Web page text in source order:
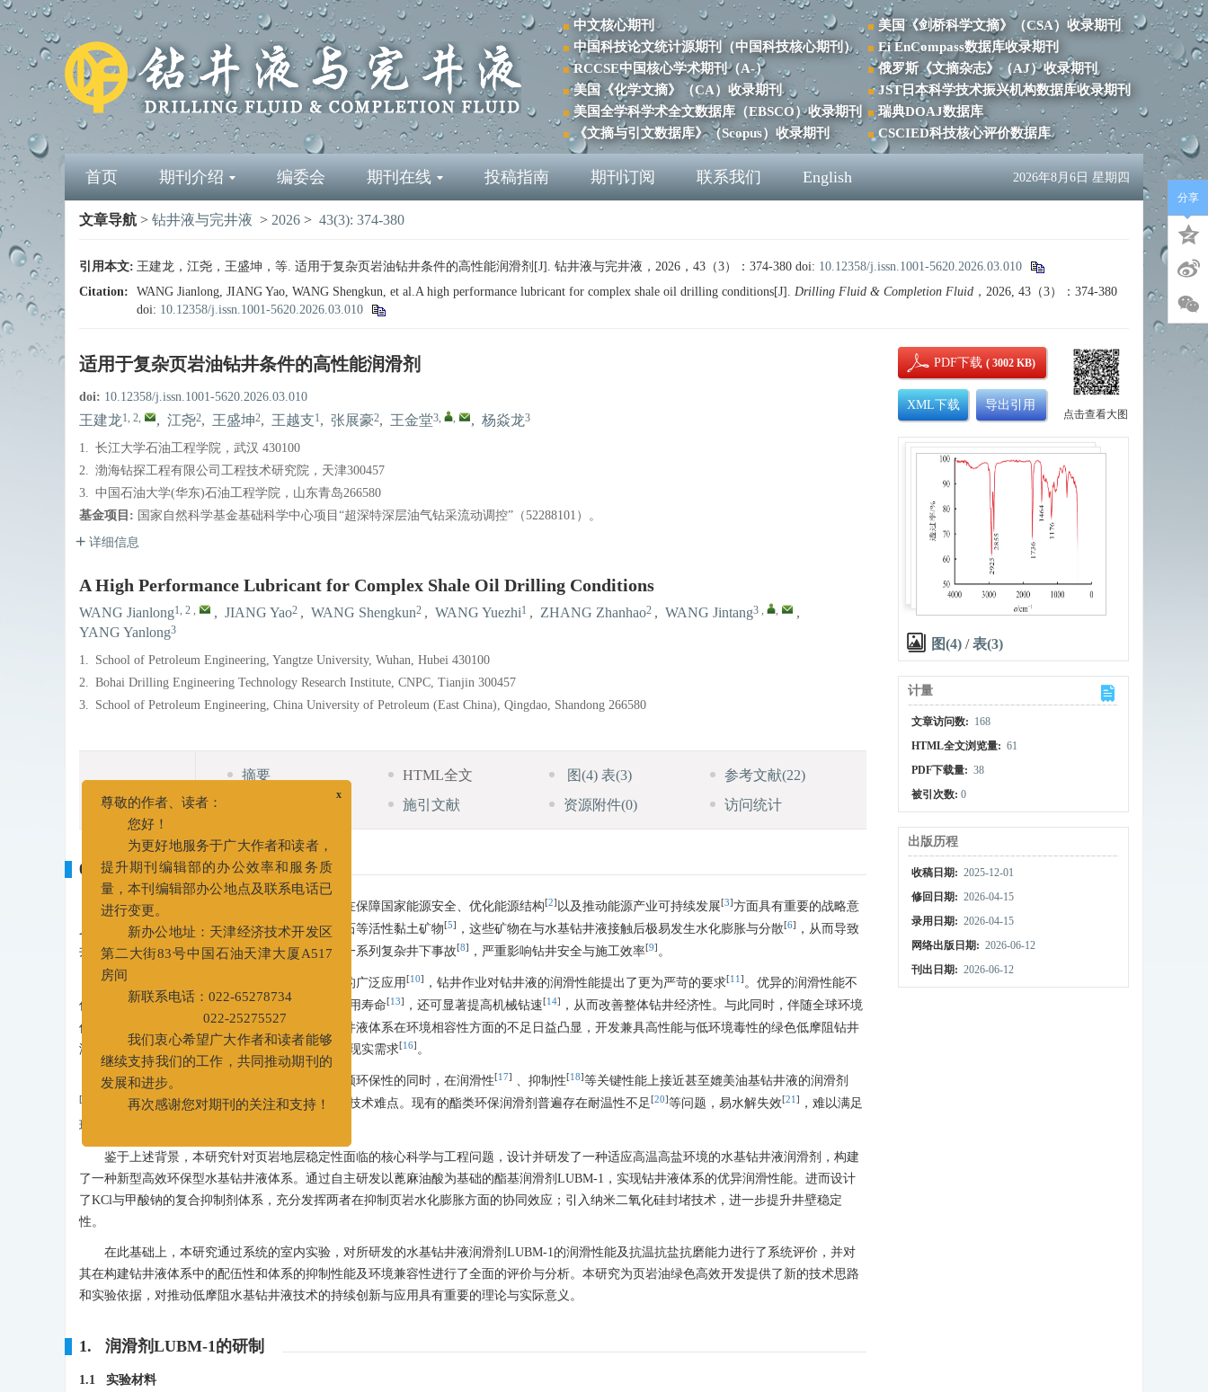
中文核心期刊
中国科技论文统计源期刊（中国科技核心期刊）
RCCSE中国核心学术期刊（A-）
美国《化学文摘》（CA）收录期刊
美国全学科学术全文数据库（EBSCO）收录期刊
《文摘与引文数据库》（Scopus）收录期刊
美国《剑桥科学文摘》（CSA）收录期刊
Ei EnCompass数据库收录期刊
俄罗斯《文摘杂志》（AJ）收录期刊
JST日本科学技术振兴机构数据库收录期刊
瑞典DOAJ数据库
CSCIED科技核心评价数据库
首页 期刊介绍 编委会 期刊在线 投稿指南 期刊订阅 联系我们 English 2026年8月6日 星期四
文章导航 > 钻井液与完井液 > 2026 > 43(3): 374-380
引用本文: 王建龙，江尧，王盛坤，等. 适用于复杂页岩油钻井条件的高性能润滑剂[J]. 钻井液与完井液，2026，43（3）：374-380 doi: 10.12358/j.issn.1001-5620.2026.03.010
Citation:
WANG Jianlong, JIANG Yao, WANG Shengkun, et al.A high performance lubricant for complex shale oil drilling conditions[J]. Drilling Fluid & Completion Fluid ，2026, 43（3）：374-380
doi: 10.12358/j.issn.1001-5620.2026.03.010
适用于复杂页岩油钻井条件的高性能润滑剂
doi: 10.12358/j.issn.1001-5620.2026.03.010
王建龙1, 2, , 江尧2, 王盛坤2, 王越支1, 张展豪2, 王金堂3, , , 杨焱龙3
1. 长江大学石油工程学院，武汉 430100
2. 渤海钻探工程有限公司工程技术研究院，天津300457
3. 中国石油大学(华东)石油工程学院，山东青岛266580
基金项目: 国家自然科学基金基础科学中心项目“超深特深层油气钻采流动调控”（52288101）。
详细信息
A High Performance Lubricant for Complex Shale Oil Drilling Conditions
WANG Jianlong1, 2 , , JIANG Yao2 , WANG Shengkun2 , WANG Yuezhi1 , ZHANG Zhanhao2 , WANG Jintang3 , ,
,
YANG Yanlong3
1. School of Petroleum Engineering, Yangtze University, Wuhan, Hubei 430100
2. Bohai Drilling Engineering Technology Research Institute, CNPC, Tianjin 300457
3. School of Petroleum Engineering, China University of Petroleum (East China), Qingdao, Shandong 266580
摘要 HTML全文 图(4) 表(3) 参考文献(22)
施引文献 资源附件(0) 访问统计
0. 引言
页岩油作为一种重要的非常规油气资源 ，在保障国家能源安全、优化能源结构[2] 以及推动能源产业可持续发展[3]方面具有重要的战略意
义。然而，页岩地层中通常富含伊利石[4] 、蒙脱石等活性黏土矿物[5] ，这些矿物在与水基钻井液接触后极易发生水化膨胀与分散[6]
，从而导致
井壁结构破坏、井径扩大、井壁坍塌
7]及卡钻等一系列复杂井下事故[8] ，严重影响钻井安全与施工效率[9] 。
近年来，随着水平井、大位移井等复杂井型的广泛应用 [10] ，钻井作业对钻井液的润滑性能提出了更为严苛的要求[11 ] 。优异的润滑性能不
仅能够有效降低钻柱扭矩与摩阻 [12 ] ，延长钻具使用寿命[13] ，还可显著提高机械钻速[14]
，从而改善整体钻井经济性。与此同时，伴随全球环境
保护意识的增强及相关法规的日益严格，传统钻井液体系在环境相容性方面的不足日益凸显，开发兼具高性能与低环境毒性的绿色低摩阻钻井
液体系
15] 已成为油气钻井领域的重要研究方向和现实需求[16] 。
因此，研发一种能够使水基钻井液体系在兼顾环保性的同时，在润滑性[17] 、抑制性[18]等关键性能上接近甚至媲美油基钻井液的润滑剂
[ ，已成为国内外钻井液技术发展的研究热点与技术难点。现有的酯类环保润滑剂普遍存在耐温性不足 [20]等问题，易水解失效[21 ]
，难以满足
现有工程技术需要
鉴于上述背景，本研究针对页岩地层稳定性面临的核心科学与工程问题，设计并研发了一种适应高温高盐环境的水基钻井液润滑剂，构建
了一种新型高效环保型水基钻井液体系。通过自主研发以蓖麻油酸为基础的酯基润滑剂LUBM-1，实现钻井液体系的优异润滑性能。进而设计
了KCl与甲酸钠的复合抑制剂体系，充分发挥两者在抑制页岩水化膨胀方面的协同效应；引入纳米二氧化硅封堵技术，进一步提升井壁稳定
性。
在此基础上，本研究通过系统的室内实验，对所研发的水基钻井液润滑剂LUBM-1的润滑性能及抗温抗盐抗磨能力进行了系统评价，并对
其在构建钻井液体系中的配伍性和体系的抑制性能及环境兼容性进行了全面的评价与分析。本研究为页岩油绿色高效开发提供了新的技术思路
和实验依据，对推动低摩阻水基钻井液技术的持续创新与应用具有重要的理论与实际意义。
1. 润滑剂LUBM-1的研制
1.1 实验材料
PDF下载( 3002 KB)
XML下载 导出引用
点击查看大图
图(4) /表(3)
计量
文章访问数: 168
HTML全文浏览量: 61
PDF下载量: 38
被引次数:0
出版历程
收稿日期: 2025-12-01
修回日期: 2026-04-15
录用日期: 2026-04-15
网络出版日期: 2026-06-12
刊出日期: 2026-06-12
分享
尊敬的作者、读者：
您好！
为更好地服务于广大作者和读者，
提升期刊编辑部的办公效率和服务质
量，本刊编辑部办公地点及联系电话已
新办公地址：天津经济技术开发区
第二大街83号中国石油天津大厦A517
房间
新联系电话：022-65278734
022-25275527
我们衷心希望广大作者和读者能够
发展和进步。
再次感谢您对期刊的关注和支持！